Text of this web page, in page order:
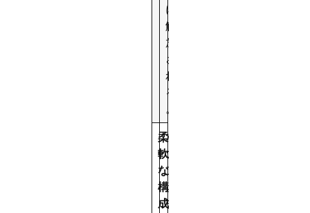
に
解
放
さ
れ
る
。
柔
軟
な
構
成
パ
ニ
ア
、
チ